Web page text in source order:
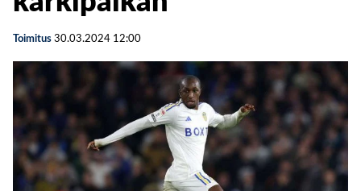
Toimitus 30.03.2024 12:00